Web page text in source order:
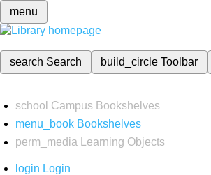
menu
search Search build_circleToolbar
school Campus Bookshelves
menu_book Bookshelves
perm_media
Learning Objects
login Login